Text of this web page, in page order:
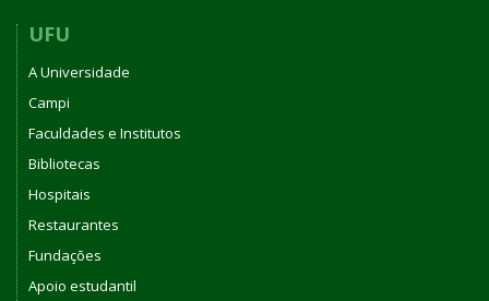
UFU
A Universidade
Campi
Faculdades e Institutos
Bibliotecas
Hospitais
Restaurantes
Fundações
Apoio estudantil